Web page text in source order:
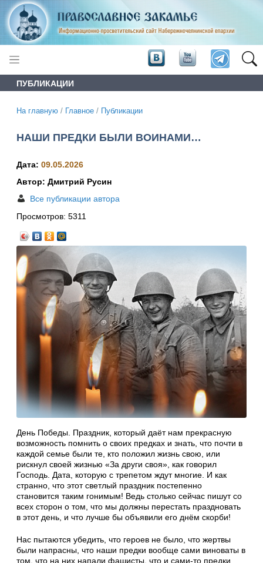
ПУБЛИКАЦИИ
На главную / Главное / Публикации
НАШИ ПРЕДКИ БЫЛИ ВОИНАМИ…
Дата: 09.05.2026
Автор: Дмитрий Русин
Все публикации автора
Просмотров: 5311
День Победы. Праздник, который даёт нам прекрасную
возможность помнить о своих предках и знать, что почти в
каждой семье были те, кто положил жизнь свою, или
рискнул своей жизнью «За други своя», как говорил
Господь. Дата, которую с трепетом ждут многие. И как
странно, что этот светлый праздник постепенно
становится таким гонимым! Ведь столько сейчас пишут со
всех сторон о том, что мы должны перестать праздновать
в этот день, и что лучше бы объявили его днём скорби!
Нас пытаются убедить, что героев не было, что жертвы
были напрасны, что наши предки вообще сами виноваты в
том, что на них напали фашисты, что и сами-то предки